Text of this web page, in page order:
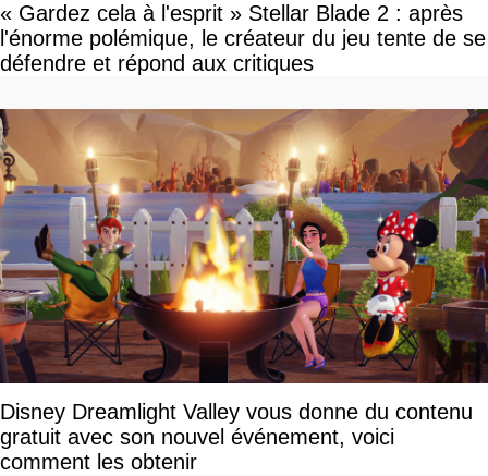
« Gardez cela à l'esprit » Stellar Blade 2 : après
l'énorme polémique, le créateur du jeu tente de se
défendre et répond aux critiques
Disney Dreamlight Valley vous donne du contenu
gratuit avec son nouvel événement, voici
comment les obtenir